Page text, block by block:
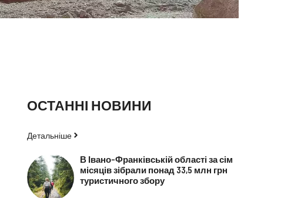
ОСТАННІ НОВИНИ
Детальніше
В Івано-Франківській області за сім
місяців зібрали понад 33,5 млн грн
туристичного збору